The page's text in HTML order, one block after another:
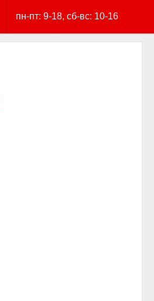
пн-пт: 9-18, сб-вс: 10-16